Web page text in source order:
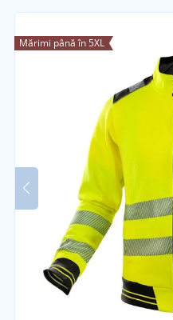
Mărimi până în 5XL